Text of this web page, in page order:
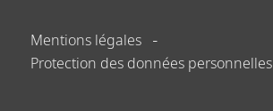
Mentions légales
Protection des données personnelles